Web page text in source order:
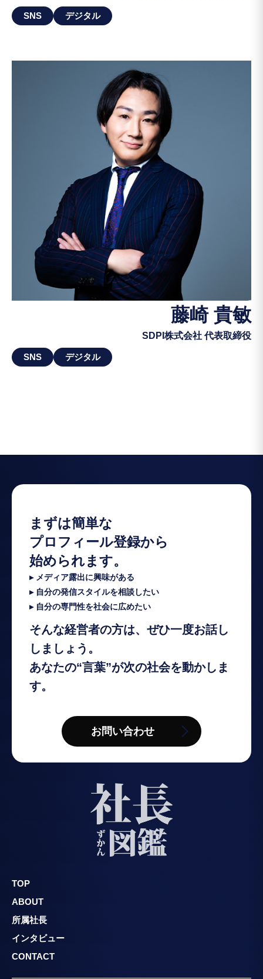
SNS デジタル
藤崎 貴敏
SDPI株式会社 代表取締役
SNS デジタル
まずは簡単な
プロフィール登録から
始められます。
▸ メディア露出に興味がある
▸ 自分の発信スタイルを相談したい
▸ 自分の専門性を社会に広めたい
そんな経営者の方は、ぜひ一度お話し
しましょう。
あなたの“言葉”が次の社会を動かしま
す。
お問い合わせ
TOP
ABOUT
所属社長
インタビュー
CONTACT